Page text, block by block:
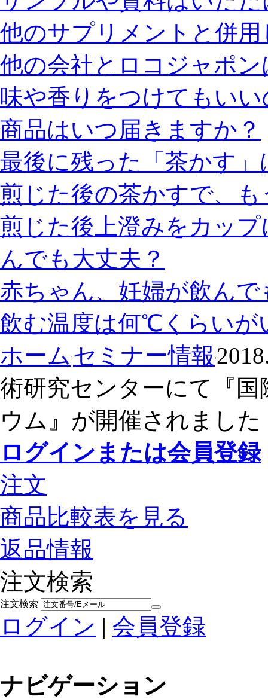
他のサプリメントと併
他の会社とロコジャポ
味や香りをつけてもいい
商品はいつ届きますか？
最後に残った「茶かす
煎じた後の茶かすで、
煎じた後上澄みをカッ
んでも大丈夫？
赤ちゃん、妊婦が飲ん
飲む温度は何℃くらいが
ホーム セミナー情報
術研究センターにて『
ウム』が開催されました
ログインまたは会員登録
注文
商品比較表を見る
返品情報
注文検索
注文検索
ログイン | 会員登録
ナビゲーション